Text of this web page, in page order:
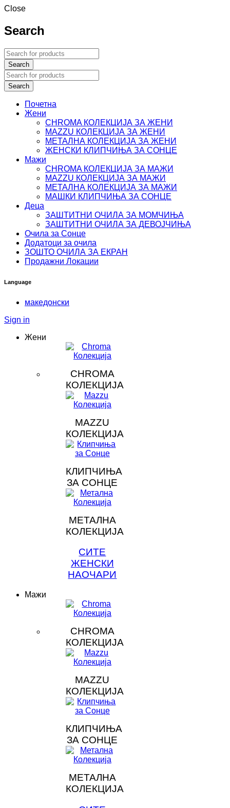
Close
Search
Почетна
Жени
CHROMA КОЛЕКЦИЈА ЗА ЖЕНИ
MAZZU КОЛЕКЦИЈА ЗА ЖЕНИ
МЕТАЛНА КОЛЕКЦИЈА ЗА ЖЕНИ
ЖЕНСКИ КЛИПЧИЊА ЗА СОНЦЕ
Мажи
CHROMA КОЛЕКЦИЈА ЗА МАЖИ
MAZZU КОЛЕКЦИЈА ЗА МАЖИ
МЕТАЛНА КОЛЕКЦИЈА ЗА МАЖИ
МАШКИ КЛИПЧИЊА ЗА СОНЦЕ
Деца
ЗАШТИТНИ ОЧИЛА ЗА МОМЧИЊА
ЗАШТИТНИ OЧИЛА ЗА ДЕВОЈЧИЊА
Очила за Сонце
Додатоци за очила
ЗOШТО ОЧИЛА ЗА ЕКРАН
Продажни Локации
Language
македонски
Sign in
Жени
CHROMA
КОЛЕКЦИЈА
MAZZU
КОЛЕКЦИЈА
КЛИПЧИЊА
ЗА СОНЦЕ
МЕТАЛНА
КОЛЕКЦИЈА
СИТЕ
ЖЕНСКИ
НАОЧАРИ
Мажи
CHROMA
КОЛЕКЦИЈА
MAZZU
КОЛЕКЦИЈА
КЛИПЧИЊА
ЗА СОНЦЕ
МЕТАЛНА
КОЛЕКЦИЈА